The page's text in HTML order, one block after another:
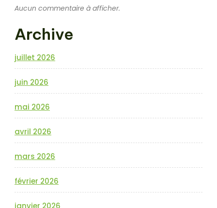
Aucun commentaire à afficher.
Archive
juillet 2026
juin 2026
mai 2026
avril 2026
mars 2026
février 2026
janvier 2026